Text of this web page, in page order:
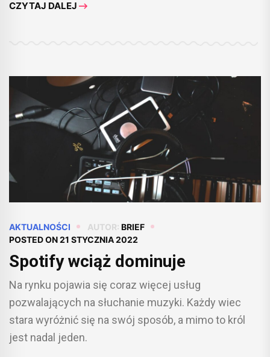
CZYTAJ DALEJ
AKTUALNOŚCI AUTOR: BRIEF
POSTED ON21 STYCZNIA 2022
Spotify wciąż dominuje
Na rynku pojawia się coraz więcej usług
pozwalających na słuchanie muzyki. Każdy wiec
stara wyróżnić się na swój sposób, a mimo to król
jest nadal jeden.